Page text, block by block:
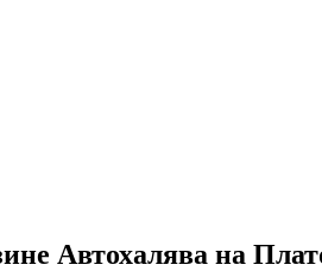
Автохалява на